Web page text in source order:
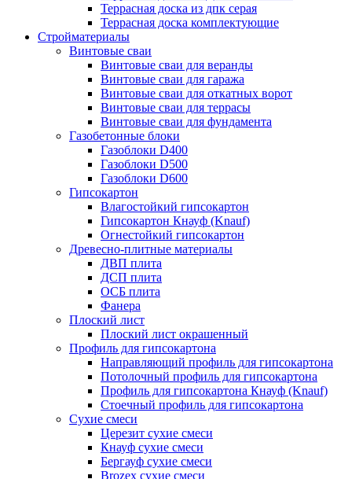
Террасная доска из дпк серая
Террасная доска комплектующие
Стройматериалы
Винтовые сваи
Винтовые сваи для веранды
Винтовые сваи для гаража
Винтовые сваи для откатных ворот
Винтовые сваи для террасы
Винтовые сваи для фундамента
Газобетонные блоки
Газоблоки D400
Газоблоки D500
Газоблоки D600
Гипсокартон
Влагостойкий гипсокартон
Гипсокартон Кнауф (Knauf)
Огнестойкий гипсокартон
Древесно-плитные материалы
ДВП плита
ДСП плита
ОСБ плита
Фанера
Плоский лист
Плоский лист окрашенный
Профиль для гипсокартона
Направляющий профиль для гипсокартона
Потолочный профиль для гипсокартона
Профиль для гипсокартона Кнауф (Knauf)
Стоечный профиль для гипсокартона
Сухие смеси
Церезит сухие смеси
Кнауф сухие смеси
Бергауф сухие смеси
Brozex сухие смеси